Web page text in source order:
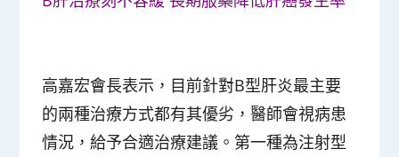
高嘉宏會長表示，目前針對B型肝炎最主要
的兩種治療方式都有其優劣，醫師會視病患
情況，給予合適治療建議。第一種為注射型